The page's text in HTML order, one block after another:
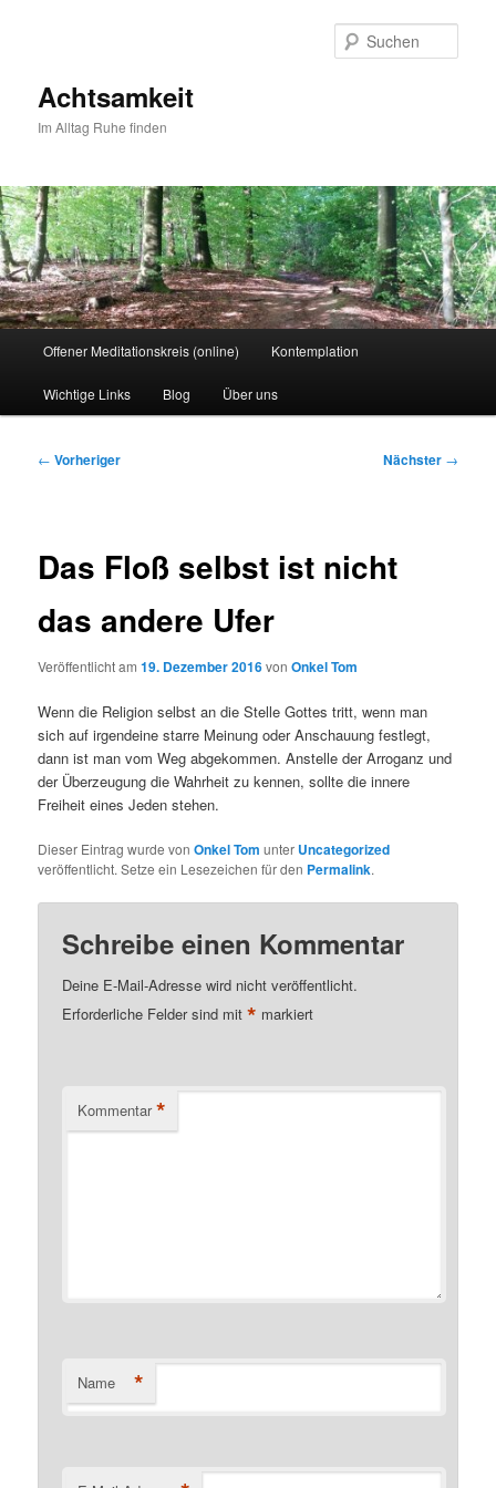
Achtsamkeit
Im Alltag Ruhe finden
Offener Meditationskreis (online) Kontemplation
Wichtige Links Blog Über uns
Beitragsnavigation
← Vorheriger Nächster →
Das Floß selbst ist nicht
das andere Ufer
Veröffentlicht am19. Dezember 2016vonOnkel Tom
Wenn die Religion selbst an die Stelle Gottes tritt, wenn man
sich auf irgendeine starre Meinung oder Anschauung festlegt,
dann ist man vom Weg abgekommen. Anstelle der Arroganz und
der Überzeugung die Wahrheit zu kennen, sollte die innere
Freiheit eines Jeden stehen.
Dieser Eintrag wurde vonOnkel Tom unter Uncategorized
veröffentlicht. Setze ein Lesezeichen für den Permalink.
Schreibe einen Kommentar
Deine E-Mail-Adresse wird nicht veröffentlicht.
Erforderliche Felder sind mit* markiert
Kommentar *
Name *